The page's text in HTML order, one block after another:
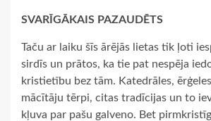
SVARĪGĀKAIS PAZAUDĒTS
Taču ar laiku šīs ārējās lietas tik ļoti
sirdīs un prātos, ka tie pat nespēja
kristietību bez tām. Katedrāles,
mācītāju tērpi, citas tradīcijas un to
kļuva par pašu galveno. Bet